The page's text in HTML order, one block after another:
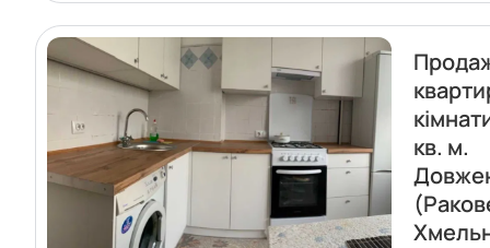
кв. м.